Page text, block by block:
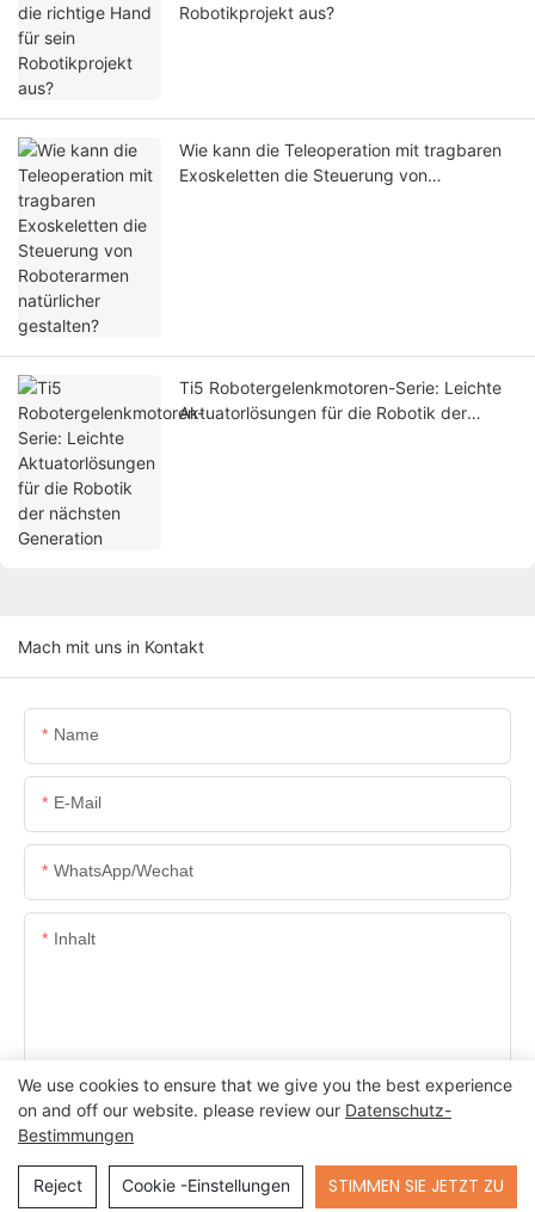
Robotikprojekt aus?
Wie kann die Teleoperation mit tragbaren
Exoskeletten die Steuerung von
Ti5 Robotergelenkmotoren-Serie: Leichte
Aktuatorlösungen für die Robotik der
Mach mit uns in Kontakt
Name
E-Mail
WhatsApp/Wechat
Inhalt
SENDEN SIE JETZT ANFRAGE
Send Inquiry
We use cookies to ensure that we give you the best experience
on and off our website. please review our Datenschutz-
Bestimmungen
Reject Cookie -Einstellungen STIMMEN SIE JETZT ZU